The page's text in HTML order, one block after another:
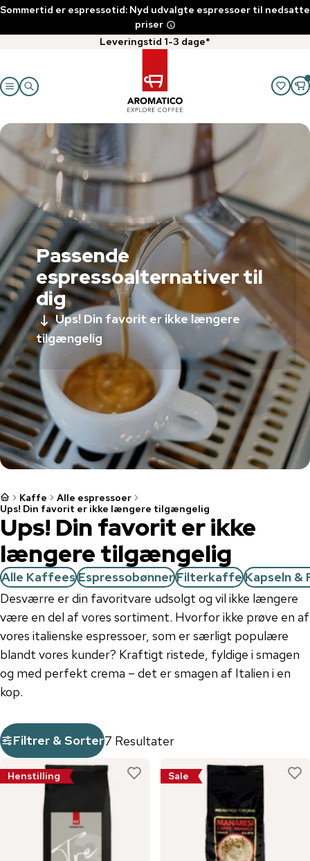
Sommertid er espressotid: Nyd udvalgte espressoer til nedsatte
priser
Leveringstid 1-3 dage*
Passende
espressoalternativer til
dig
Ups! Din favorit er ikke længere
tilgængelig
Kaffe
Alle espressoer
Ups! Din favorit er ikke længere tilgængelig
Ups! Din favorit er ikke
længere tilgængelig
Alle KaffeesEspressobønnerFilterkaffeKapseln &
Desværre er din favoritvare udsolgt og vil ikke længere
være en del af vores sortiment. Hvorfor ikke prøve en af
​​vores italienske espressoer, som er særligt populære
blandt vores kunder? Kraftigt ristede, fyldige i smagen
og med perfekt crema – det er smagen af ​​Italien i en
kop.
Filtrer & Sorter7 Resultater
Henstilling Sale